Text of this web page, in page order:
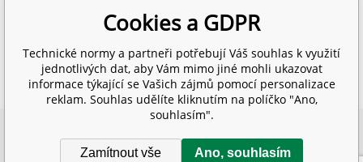
info@technickenormy.cz
obchod@technickenormy.cz
Telefon:
+420 377 387 684
Cookies a GDPR
Technické normy a partneři potřebují Váš souhlas k využití
jednotlivých dat, aby Vám mimo jiné mohli ukazovat
informace týkající se Vašich zájmů pomocí personalizace
reklam. Souhlas udělíte kliknutím na políčko "Ano,
souhlasím".
Zamítnout vše Ano, souhlasím